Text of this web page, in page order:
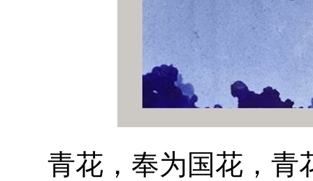
青花，奉为国花，青